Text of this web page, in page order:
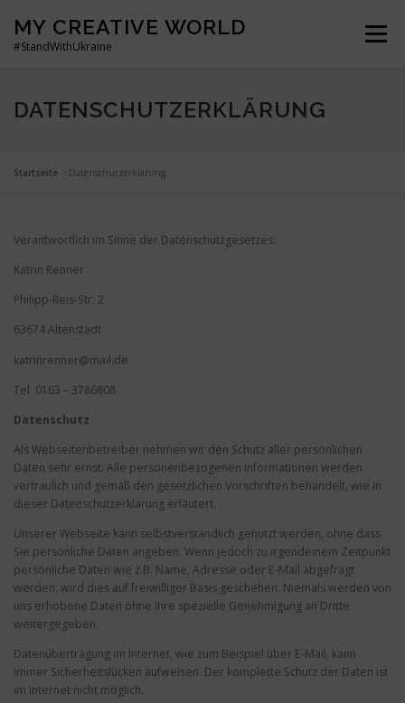
Inhalt
springen
MY CREATIVE WORLD
#StandWithUkraine
Menü
MY CREATIVE WORLD: START PROGRAMMIEREN
MEINE APPS PC
MEHR FAHRRAD FAHREN – MIT EMIL
DATENSCHUTZERKLÄRUNG
DATENSCHUTZERKLÄRUNG
Startseite » Datenschutzerklärung
Verantwortlich im Sinne der Datenschutzgesetzes:
Katrin Renner
Philipp-Reis-Str. 2
63674 Altenstadt
katrinrenner@mail.de
Tel. 0163 – 3786808
Datenschutz
Als Webseitenbetreiber nehmen wir den Schutz aller persönlichen
Daten sehr ernst. Alle personenbezogenen Informationen werden
vertraulich und gemäß den gesetzlichen Vorschriften behandelt, wie in
dieser Datenschutzerklärung erläutert.
Unserer Webseite kann selbstverständlich genutzt werden, ohne dass
Sie persönliche Daten angeben. Wenn jedoch zu irgendeinem Zeitpunkt
persönliche Daten wie z.B. Name, Adresse oder E-Mail abgefragt
werden, wird dies auf freiwilliger Basis geschehen. Niemals werden von
uns erhobene Daten ohne Ihre spezielle Genehmigung an Dritte
weitergegeben.
Datenübertragung im Internet, wie zum Beispiel über E-Mail, kann
immer Sicherheitslücken aufweisen. Der komplette Schutz der Daten ist
im Internet nicht möglich.